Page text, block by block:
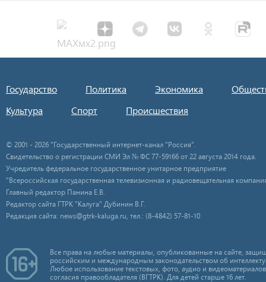
Государство Политика Экономика
Культура
Спорт Происшествия
© 2001 - 2026 "Государственный интернет-канал "Россия".
Свидетельство о регистрации СМИ Эл № ФС 77-59166 от 22 августа 2014 года.
Учредитель федеральное государственное унитарное предприятие
"Всероссийская государственная телевизионная и радиовещательная
Главный редактор Панина Е.В.
Редактор сайта ГТРК "Калуга" Дубинин В.Г.
Редакция сайта: news@gtrk-kaluga.ru, тел.: (8-4842) 57-81-10
Все права на любые материалы, опубликованные на сайте,
российским и международным законодательством об
Любое использование текстовых, фото, аудио и
согласия правообладателя (ВГТРК). Для детей старше 16 лет.